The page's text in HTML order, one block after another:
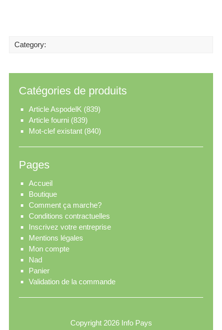
Category:
Catégories de produits
Article AspodelK (839)
Article fourni (839)
Mot-clef existant (840)
Pages
Accueil
Boutique
Comment ça marche?
Conditions contractuelles
Inscrivez votre entreprise
Mentions légales
Mon compte
Nad
Panier
Validation de la commande
Copyright 2026 Info Pays